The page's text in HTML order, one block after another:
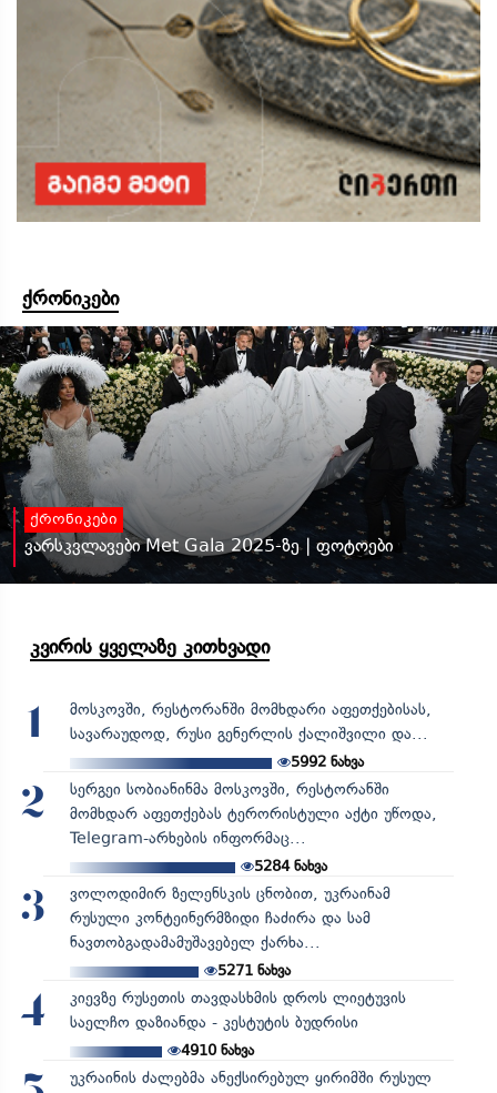
ქრონიკები
ქრონიკები
ვარსკვლავები Met Gala 2025-ზე | ფოტოები
კვირის ყველაზე კითხვადი
1
მოსკოვში, რესტორანში მომხდარი აფეთქებისას,
სავარაუდოდ, რუსი გენერლის ქალიშვილი და...
5992 ნახვა
2
სერგეი სობიანინმა მოსკოვში, რესტორანში
მომხდარ აფეთქებას ტერორისტული აქტი უწოდა,
Telegram-არხების ინფორმაც...
5284ნახვა
3
ვოლოდიმირ ზელენსკის ცნობით, უკრაინამ
რუსული კონტეინერმზიდი ჩაძირა და სამ
ნავთობგადამამუშავებელ ქარხა...
5271ნახვა
4
კიევზე რუსეთის თავდასხმის დროს ლიეტუვის
საელჩო დაზიანდა - კესტუტის ბუდრისი
4910ნახვა
უკრაინის ძალებმა ანექსირებულ ყირიმში რუსულ